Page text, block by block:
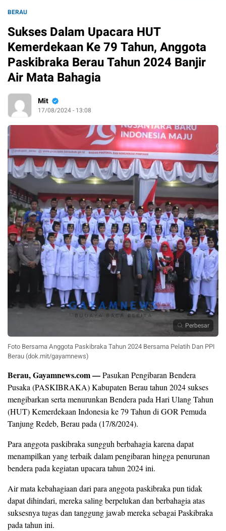
BERAU
Sukses Dalam Upacara HUT
Kemerdekaan Ke 79 Tahun, Anggota
Paskibraka Berau Tahun 2024 Banjir
Air Mata Bahagia
Mit
17/08/2024 - 13:08
Perbesar
Foto Bersama Anggota Paskibraka Tahun 2024 Bersama Pelatih Dan PPI
Berau (dok.mit/gayamnews)
Berau, Gayamnews.com —Pasukan Pengibaran Bendera
Pusaka (PASKIBRAKA) Kabupaten Berau tahun 2024 sukses
mengibarkan serta menurunkan Bendera pada Hari Ulang Tahun
(HUT) Kemerdekaan Indonesia ke 79 Tahun di GOR Pemuda
Tanjung Redeb, Berau pada (17/8/2024).
Para anggota paskibraka sungguh berbahagia karena dapat
menampilkan yang terbaik dalam pengibaran hingga penurunan
bendera pada kegiatan upacara tahun 2024 ini.
Air mata kebahagiaan dari para anggota paskibraka pun tidak
dapat dihindari, mereka saling berpelukan dan berbahagia atas
suksesnya tugas dan tanggung jawab mereka sebagai Paskibraka
pada tahun ini.